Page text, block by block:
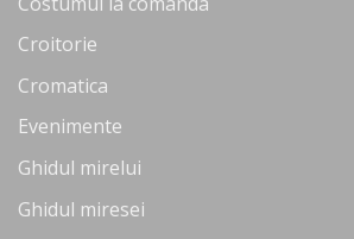
Croitorie
Cromatica
Evenimente
Ghidul mirelui
Ghidul miresei